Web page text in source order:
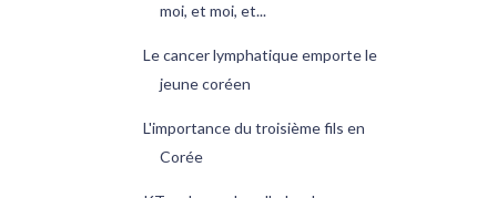
moi, et moi, et...
Le cancer lymphatique emporte le
jeune coréen
L'importance du troisième fils en
Corée